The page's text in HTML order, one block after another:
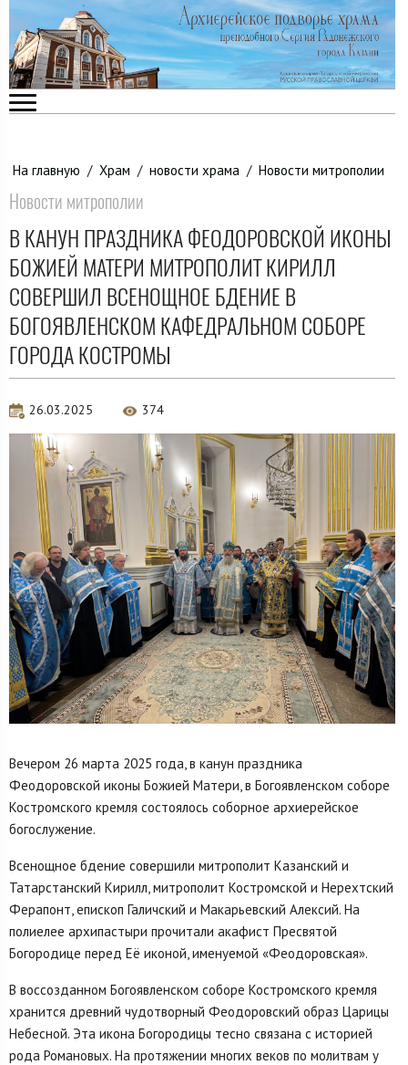
На главную / Храм / новости храма / Новости митрополии
Новости митрополии
В КАНУН ПРАЗДНИКА ФЕОДОРОВСКОЙ ИКОНЫ
БОЖИЕЙ МАТЕРИ МИТРОПОЛИТ КИРИЛЛ
СОВЕРШИЛ ВСЕНОЩНОЕ БДЕНИЕ В
БОГОЯВЛЕНСКОМ КАФЕДРАЛЬНОМ СОБОРЕ
ГОРОДА КОСТРОМЫ
26.03.2025 374
Вечером 26 марта 2025 года, в канун праздника
Феодоровской иконы Божией Матери, в Богоявленском соборе
Костромского кремля состоялось соборное архиерейское
богослужение.
Всенощное бдение совершили митрополит Казанский и
Татарстанский Кирилл, митрополит Костромской и Нерехтский
Ферапонт, епископ Галичский и Макарьевский Алексий. На
полиелее архипастыри прочитали акафист Пресвятой
Богородице перед Её иконой, именуемой «Феодоровская».
В воссозданном Богоявленском соборе Костромского кремля
хранится древний чудотворный Феодоровский образ Царицы
Небесной. Эта икона Богородицы тесно связана с историей
рода Романовых. На протяжении многих веков по молитвам у